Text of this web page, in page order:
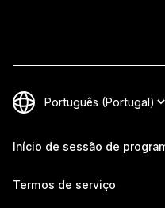
Início de sessão de
Termos de serviço